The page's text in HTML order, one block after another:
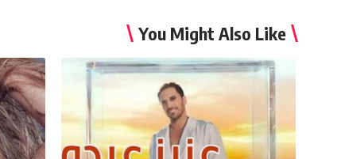
You Might Also Like